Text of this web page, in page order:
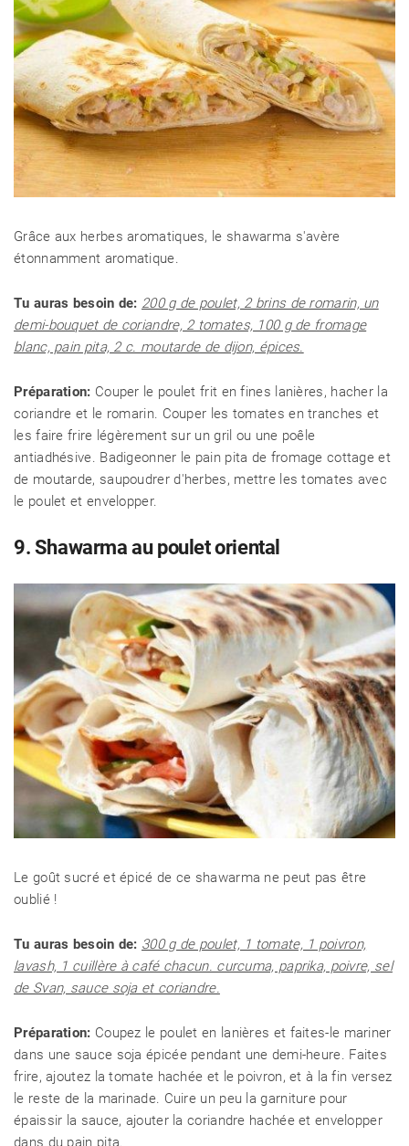
Grâce aux herbes aromatiques, le shawarma s'avère
étonnamment aromatique.
Tu auras besoin de: 200 g de poulet, 2 brins de romarin, un
demi-bouquet de coriandre, 2 tomates, 100 g de fromage
blanc, pain pita, 2 c. moutarde de dijon, épices.
Préparation: Couper le poulet frit en fines lanières, hacher la
coriandre et le romarin. Couper les tomates en tranches et
les faire frire légèrement sur un gril ou une poêle
antiadhésive. Badigeonner le pain pita de fromage cottage et
de moutarde, saupoudrer d'herbes, mettre les tomates avec
le poulet et envelopper.
9. Shawarma au poulet oriental
Le goût sucré et épicé de ce shawarma ne peut pas être
oublié !
Tu auras besoin de: 300 g de poulet, 1 tomate, 1 poivron,
lavash, 1 cuillère à café chacun. curcuma, paprika, poivre, sel
de Svan, sauce soja et coriandre.
Préparation: Coupez le poulet en lanières et faites-le mariner
dans une sauce soja épicée pendant une demi-heure. Faites
frire, ajoutez la tomate hachée et le poivron, et à la fin versez
le reste de la marinade. Cuire un peu la garniture pour
épaissir la sauce, ajouter la coriandre hachée et envelopper
dans du pain pita.